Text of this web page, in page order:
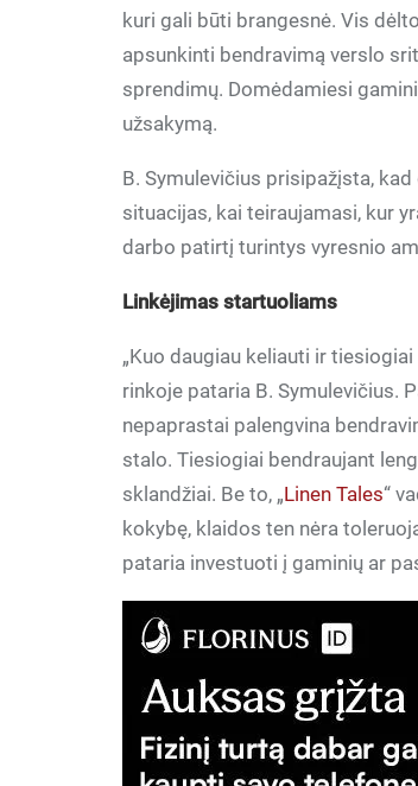
kuri gali būti brangesnė. Vis
apsunkinti bendravimą verslo
sprendimų. Domėdamiesi
užsakymą.
B. Symulevičius prisipažįsta,
situacijas, kai teiraujamasi, kur
darbo patirtį turintys vyresnio
Linkėjimas startuoliams
„Kuo daugiau keliauti ir
rinkoje pataria B. Symulevičius.
nepaprastai palengvina
stalo. Tiesiogiai bendraujant
sklandžiai. Be to, „Linen Tales“
kokybę, klaidos ten nėra
pataria investuoti į gaminių ar